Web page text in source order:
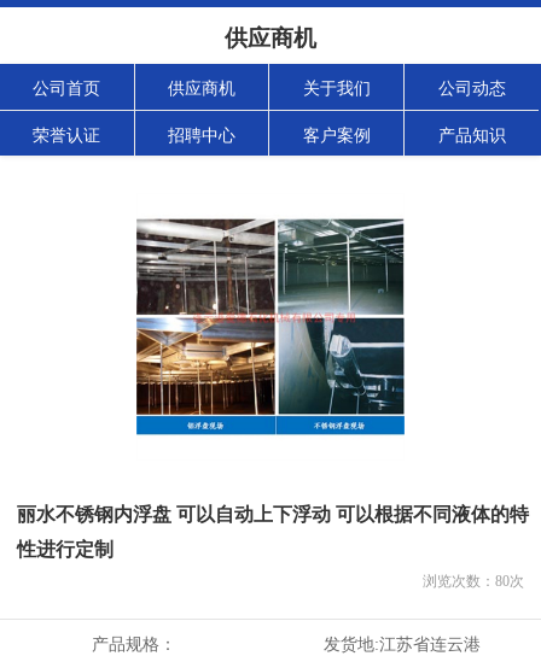
供应商机
公司首页 供应商机 关于我们 公司动态
荣誉认证 招聘中心 客户案例 产品知识
丽水不锈钢内浮盘 可以自动上下浮动 可以根据不同液体的特
性进行定制
浏览次数： 80次
产品规格： 发货地:江苏省连云港